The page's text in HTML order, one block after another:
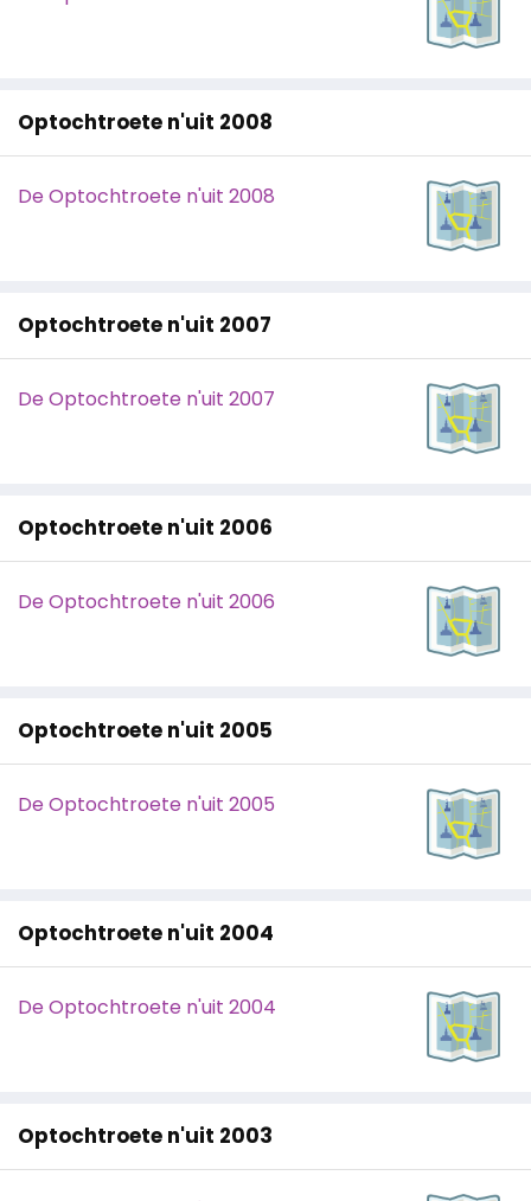
Optochtroete n'uit 2008
De Optochtroete n'uit 2008
Optochtroete n'uit 2007
De Optochtroete n'uit 2007
Optochtroete n'uit 2006
De Optochtroete n'uit 2006
Optochtroete n'uit 2005
De Optochtroete n'uit 2005
Optochtroete n'uit 2004
De Optochtroete n'uit 2004
Optochtroete n'uit 2003